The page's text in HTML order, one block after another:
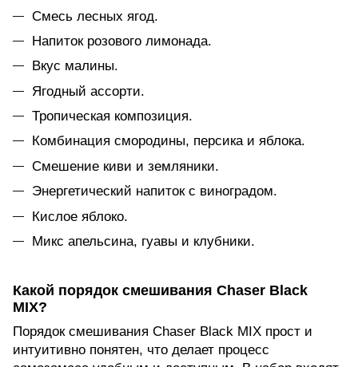
Смесь лесных ягод.
Напиток розового лимонада.
Вкус малины.
Ягодный ассорти.
Тропическая композиция.
Комбинация смородины, персика и яблока.
Смешение киви и земляники.
Энергетический напиток с виноградом.
Кислое яблоко.
Микс апельсина, гуавы и клубники.
Какой порядок смешивания Chaser Black
MIX?
Порядок смешивания Chaser Black MIX прост и
интуитивно понятен, что делает процесс